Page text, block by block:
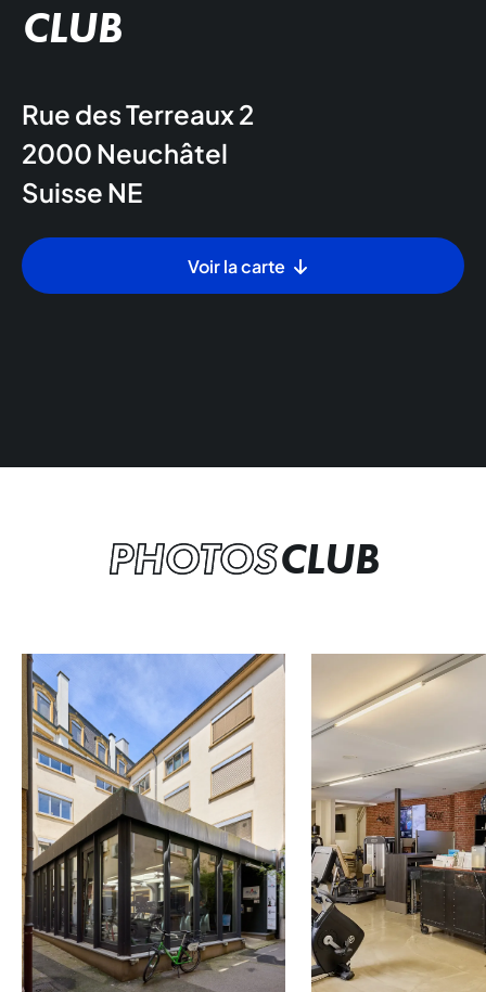
CLUB
Rue des Terreaux 2
2000 Neuchâtel
Suisse NE
Voir la carte
PHOTOSCLUB